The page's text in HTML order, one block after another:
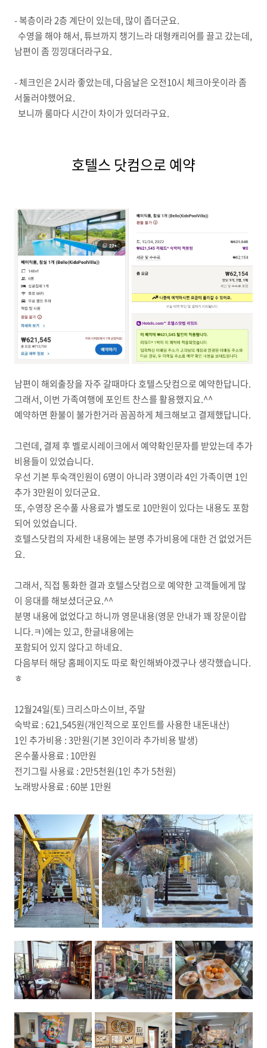
- 복층이라 2층 계단이 있는데, 많이 좁더군요.
수영을 해야 해서, 튜브까지 챙기느라 대형캐리어를 끌고 갔는데,
남편이 좀 낑낑대더라구요.
- 체크인은 2시라 좋았는데, 다음날은 오전10시 체크아웃이라 좀
서둘러야했어요.
보니까 룸마다 시간이 차이가 있더라구요.
호텔스 닷컴으로 예약
남편이 해외출장을 자주 갈때마다 호텔스닷컴으로 예약한답니다.
그래서, 이번 가족여행에 포인트 찬스를 활용했지요.^^
예약하면 환불이 불가한거라 꼼꼼하게 체크해보고 결제했답니다.
그런데, 결제 후 벨로시레이크에서 예약확인문자를 받았는데 추가
비용들이 있었습니다.
우선 기본 투숙객인원이 6명이 아니라 3명이라 4인 가족이면 1인
추가 3만원이 있더군요.
또, 수영장 온수풀 사용료가 별도로 10만원이 있다는 내용도 포함
되어 있었습니다.
호텔스닷컴의 자세한 내용에는 분명 추가비용에 대한 건 없었거든
요.
그래서, 직접 통화한 결과 호텔스닷컴으로 예약한 고객들에게 많
이 응대를 해보셨더군요.^^
분명 내용에 없었다고 하니까 영문내용(영문 안내가 꽤 장문이랍
니다.ㅋ)에는 있고, 한글내용에는
포함되어 있지 않다고 하네요.
다음부터 해당 홈페이지도 따로 확인해봐야겠구나 생각했습니다.
ㅎ
12월24일(토) 크리스마스이브, 주말
숙박료 : 621,545원(개인적으로 포인트를 사용한 내돈내산)
1인 추가비용 : 3만원(기본 3인이라 추가비용 발생)
온수풀사용료 : 10만원
전기그릴 사용료 : 2만5천원(1인 추가 5천원)
노래방사용료 : 60분 1만원